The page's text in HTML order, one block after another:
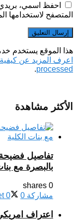
احفظ اسمي، بريدي
المتصفح لاستخدامها
هذا الموقع يستخدم
اعرف المزيد عن
processed
.
الأكثر مشاهدة
تفاصيل
بالبصرة مع
0 shares
مشاركة 0
0
اعتراف